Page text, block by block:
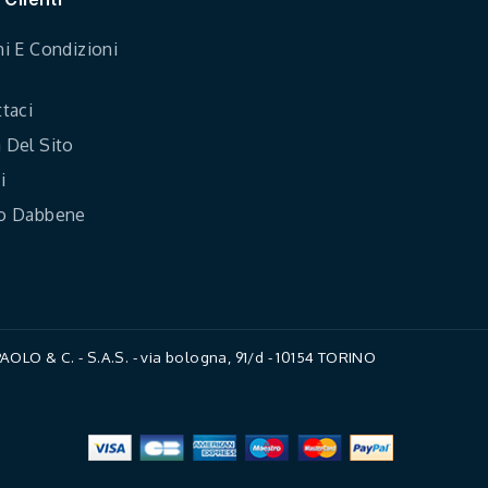
E Condizioni
Del Sito
Dabbene
& C. - S.A.S. - via bologna, 91/d - 10154 TORINO